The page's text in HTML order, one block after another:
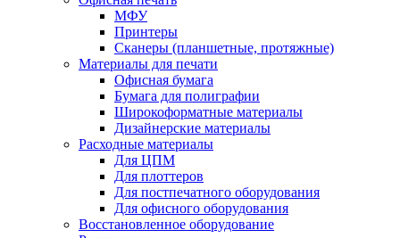
МФУ
Принтеры
Сканеры (планшетные, протяжные)
Материалы для печати
Офисная бумага
Бумага для полиграфии
Широкоформатные материалы
Дизайнерские материалы
Расходные материалы
Для ЦПМ
Для плоттеров
Для постпечатного оборудования
Для офисного оборудования
Восстановленное оборудование